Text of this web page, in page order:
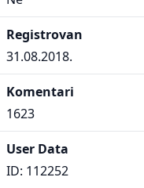
Registrovan
31.08.2018.
Komentari
1623
User Data
ID: 112252